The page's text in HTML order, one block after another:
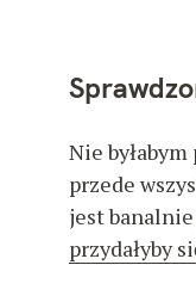
Nie
przede
jest banalnie
przydałyby